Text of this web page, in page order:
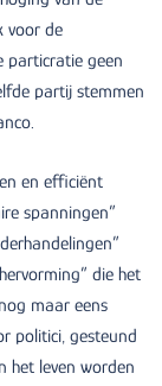
voor de
particratie geen
partij stemmen
en efficiënt
spanningen”
die het
maar eens
politici, gesteund
het leven worden